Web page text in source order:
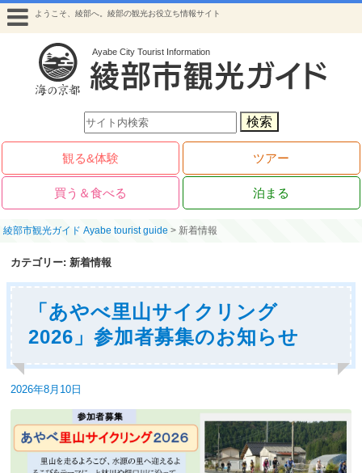
ようこそ、綾部へ。綾部の観光お役立ち情報サイト
検索
観る&体験 ツアー
買う＆食べる 泊まる
綾部市観光ガイド Ayabe tourist guide > 新着情報
カテゴリー:新着情報
「あやべ里山サイクリング
2026」参加者募集のお知らせ
投
2026年8月10日